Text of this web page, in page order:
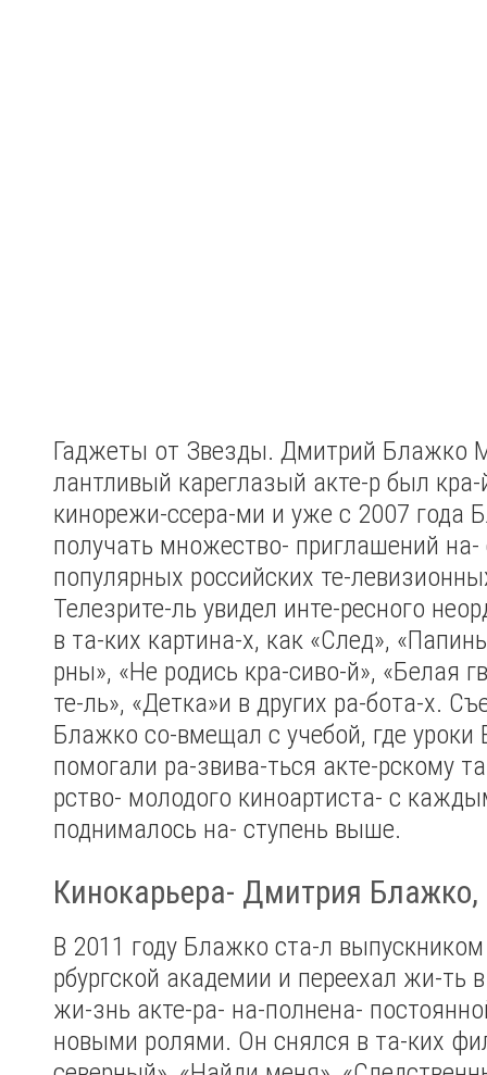
Гаджеты от Звезды. Дмитрий Блажко
лантливый кареглазый акте-р был
кинорежи-ссера-ми и уже с 2007 года
получать множество- приглашений
популярных российских те-
Телезрите-ль увидел инте-ресного
в та-ких картина-х, как «След»,
рны», «Не родись кра-сиво-й», «Белая
те-ль», «Детка»и в других ра-бота-х.
Блажко со-вмещал с учебой, где уроки
помогали ра-звива-ться акте-рскому
рство- молодого киноартиста- с
поднималось на- ступень выше.
Кинокарьера- Дмитрия
В 2011 году Блажко ста-л выпускником
рбургской академии и переехал жи-ть
жи-знь акте-ра- на-полнена-
новыми ролями. Он снялся в та-ких